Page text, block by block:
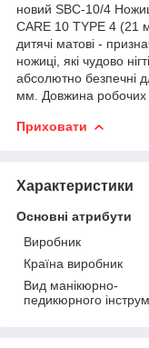
новий SBC-10/4
CARE 10 TYPE 4 (21
дитячі матові -
ножиці, які чудово
абсолютно безпечні
мм. Довжина
Приховати
Характеристики
Основні атрибути
Виробник
Країна виробник
Вид манікюрно-
педикюрного